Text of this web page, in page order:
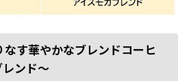
す華やかなブレンドコーヒ
ンド～